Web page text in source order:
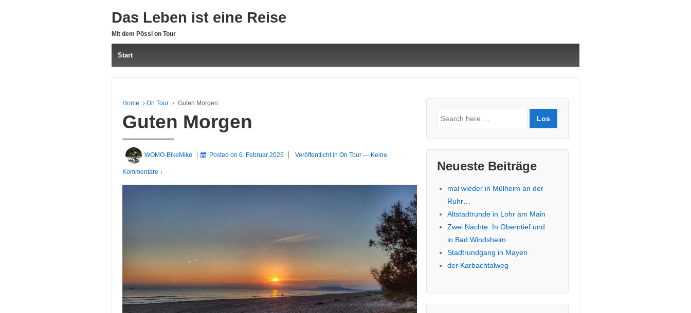
Das Leben ist eine Reise
Mit dem Pössl on Tour
Start
Home › On Tour › Guten Morgen
Guten Morgen
WOMO-BikeMike Posted on6. Februar 2025 Veröffentlicht inOn Tour — Keine
Kommentare ↓
Suche
Neueste Beiträge
mal wieder in Mülheim an der
Ruhr…
Altstadtrunde in Lohr am Main
Zwei Nächte. In Oberntief und
in Bad Windsheim.
Stadtrundgang in Mayen
der Karbachtalweg